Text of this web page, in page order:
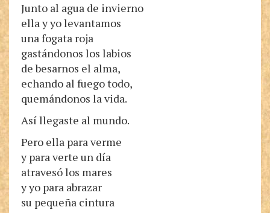
Junto al agua de invierno
ella y yo levantamos
una fogata roja
gastándonos los labios
de besarnos el alma,
echando al fuego todo,
quemándonos la vida.
Así llegaste al mundo.
Pero ella para verme
y para verte un día
atravesó los mares
y yo para abrazar
su pequeña cintura